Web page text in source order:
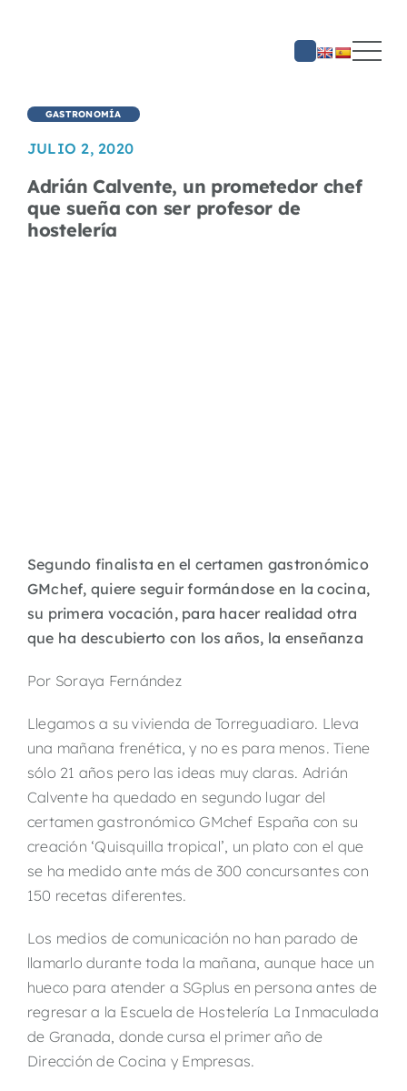
GASTRONOMÍA
JULIO 2, 2020
Adrián Calvente, un prometedor chef
que sueña con ser profesor de
hostelería
Segundo finalista en el certamen gastronómico
GMchef, quiere seguir formándose en la cocina,
su primera vocación, para hacer realidad otra
que ha descubierto con los años, la enseñanza
Por Soraya Fernández
Llegamos a su vivienda de Torreguadiaro. Lleva
una mañana frenética, y no es para menos. Tiene
sólo 21 años pero las ideas muy claras. Adrián
Calvente ha quedado en segundo lugar del
certamen gastronómico GMchef España con su
creación ‘Quisquilla tropical’, un plato con el que
se ha medido ante más de 300 concursantes con
150 recetas diferentes.
Los medios de comunicación no han parado de
llamarlo durante toda la mañana, aunque hace un
hueco para atender a SGplus en persona antes de
regresar a la Escuela de Hostelería La Inmaculada
de Granada, donde cursa el primer año de
Dirección de Cocina y Empresas.